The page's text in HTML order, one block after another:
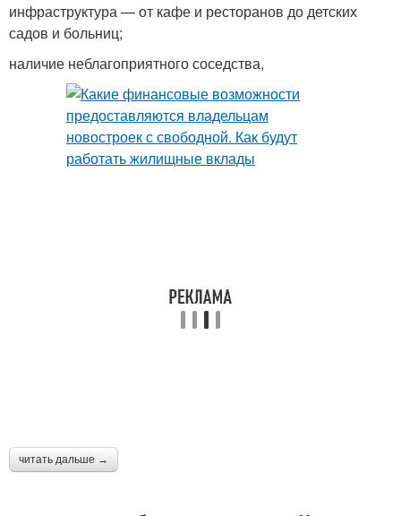
инфраструктура — от кафе и ресторанов до детских
садов и больниц;
наличие неблагоприятного соседства,
читать дальше →